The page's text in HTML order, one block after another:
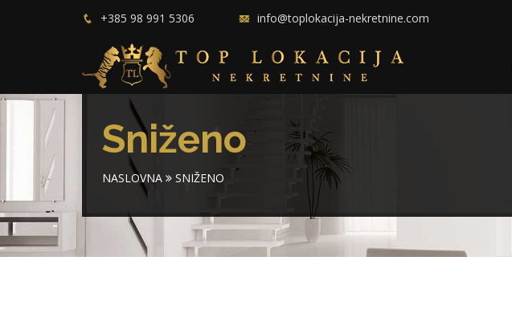
+385 98 991 5306 info@toplokacija-nekretnine.com
Sniženo
NASLOVNA SNIŽENO